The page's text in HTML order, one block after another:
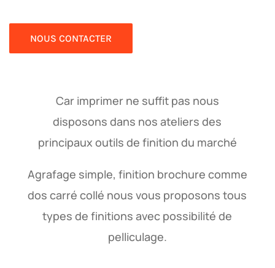
NOUS CONTACTER
Car imprimer ne suffit pas nous
disposons dans nos ateliers des
principaux outils de finition du marché
Agrafage simple, finition brochure comme
dos carré collé nous vous proposons tous
types de finitions avec possibilité de
pelliculage.